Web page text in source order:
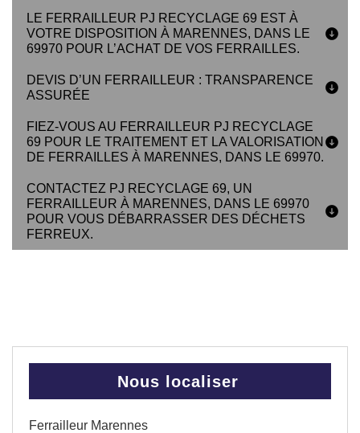
LE FERRAILLEUR PJ RECYCLAGE 69 EST À
VOTRE DISPOSITION À MARENNES, DANS LE
69970 POUR L’ACHAT DE VOS FERRAILLES.
DEVIS D’UN FERRAILLEUR : TRANSPARENCE
ASSURÉE
FIEZ-VOUS AU FERRAILLEUR PJ RECYCLAGE
69 POUR LE TRAITEMENT ET LA VALORISATION
DE FERRAILLES À MARENNES, DANS LE 69970.
CONTACTEZ PJ RECYCLAGE 69, UN
FERRAILLEUR À MARENNES, DANS LE 69970
POUR VOUS DÉBARRASSER DES DÉCHETS
FERREUX.
Nous localiser
Ferrailleur Marennes